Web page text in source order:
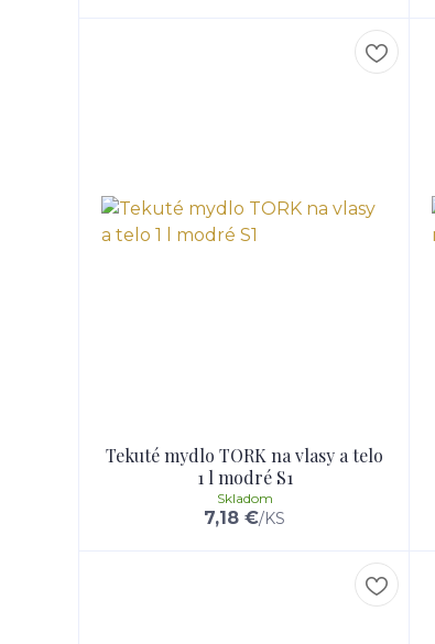
Tekuté mydlo TORK na vlasy a telo
1 l modré S1
7,18 €/KS
Skladom